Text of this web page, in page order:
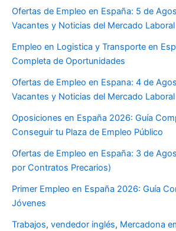
Ofertas de Empleo en España: 5 de
Vacantes y Noticias del Mercado Laboral
Empleo en Logistica y Transporte en
Completa de Oportunidades
Ofertas de Empleo en Espana: 4 de
Vacantes y Noticias del Mercado Laboral
Oposiciones en España 2026: Guía
Conseguir tu Plaza de Empleo Público
Ofertas de Empleo en España: 3 de
por Contratos Precarios)
Primer Empleo en España 2026: Guía
Jóvenes
Trabajos, vendedor inglés, Mercadona